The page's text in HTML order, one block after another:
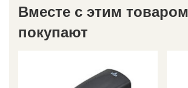
Вместе с этим товаром
покупают